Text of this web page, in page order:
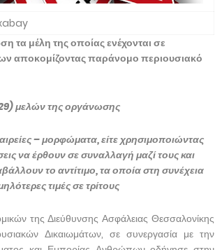
τα μέλη της οποίας ενέχονται σε
αποκομίζοντας παράνομο περιουσιακό
μελών της οργάνωσης
– μορφώματα, είτε χρησιμοποιώντας
να έρθουν σε συναλλαγή μαζί τους και
το αντίτιμο, τα οποία στη συνέχεια
τιμές σε τρίτους
της Διεύθυνσης Ασφάλειας Θεσσαλονίκης
Δικαιωμάτων, σε συνεργασία με την